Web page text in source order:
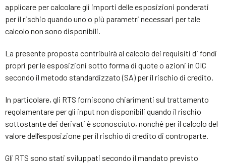
applicare per calcolare gli importi delle esposizioni ponderati
per il rischio quando uno o più parametri necessari per tale
calcolo non sono disponibili.
La presente proposta contribuirà al calcolo dei requisiti di fondi
propri per le esposizioni sotto forma di quote o azioni in OIC
secondo il metodo standardizzato (SA) per il rischio di credito.
In particolare, gli RTS forniscono chiarimenti sul trattamento
regolamentare per gli input non disponibili quando il rischio
sottostante dei derivati è sconosciuto, nonché per il calcolo del
valore dell’esposizione per il rischio di credito di controparte.
Gli RTS sono stati sviluppati secondo il mandato previsto